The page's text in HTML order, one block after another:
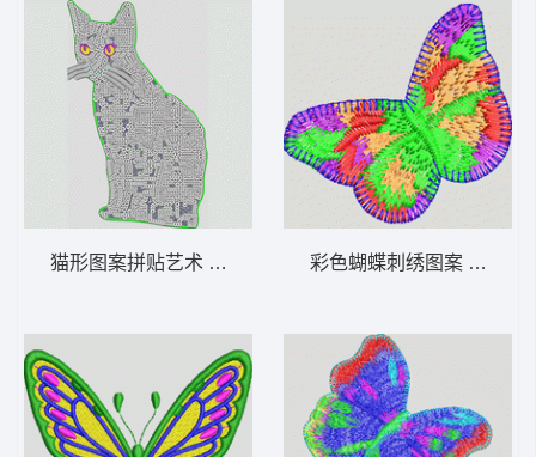
猫形图案拼贴艺术 亮片小猫 彩色蝴蝶刺绣图案 蝴蝶